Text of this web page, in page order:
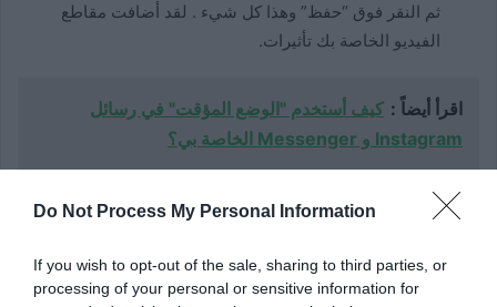
Do Not Process My Personal Information
If you wish to opt-out of the sale, sharing to third parties, or
processing of your personal or sensitive information for
ثم النقر فوق “حفظ” وهذا كل شيء . لقد أضافت مقاطع
الفيديو الخاصة بك تأثيرات.
اقرأ أيضاً : كيف أستخدم "الوضع المؤقت" في رسائل
Instagram و Messenger الخاصة بي؟